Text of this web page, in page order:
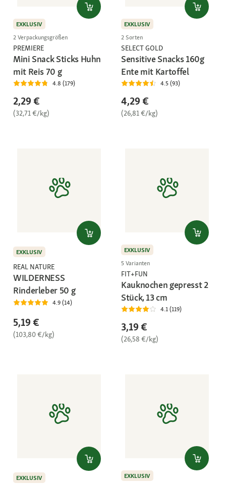
EXKLUSIV
2 Verpackungsgrößen
PREMIERE
Mini Snack Sticks Huhn
mit Reis 70 g
4.8 (179)
2,29 €
(32,71 €/kg)
EXKLUSIV
2 Sorten
SELECT GOLD
Sensitive Snacks 160g
Ente mit Kartoffel
4.5 (93)
4,29 €
(26,81 €/kg)
EXKLUSIV
REAL NATURE
WILDERNESS
Rinderleber 50 g
4.9 (14)
5,19 €
(103,80 €/kg)
EXKLUSIV
5 Varianten
FIT+FUN
Kauknochen gepresst 2
Stück, 13 cm
4.1 (119)
3,19 €
(26,58 €/kg)
EXKLUSIV
EXKLUSIV